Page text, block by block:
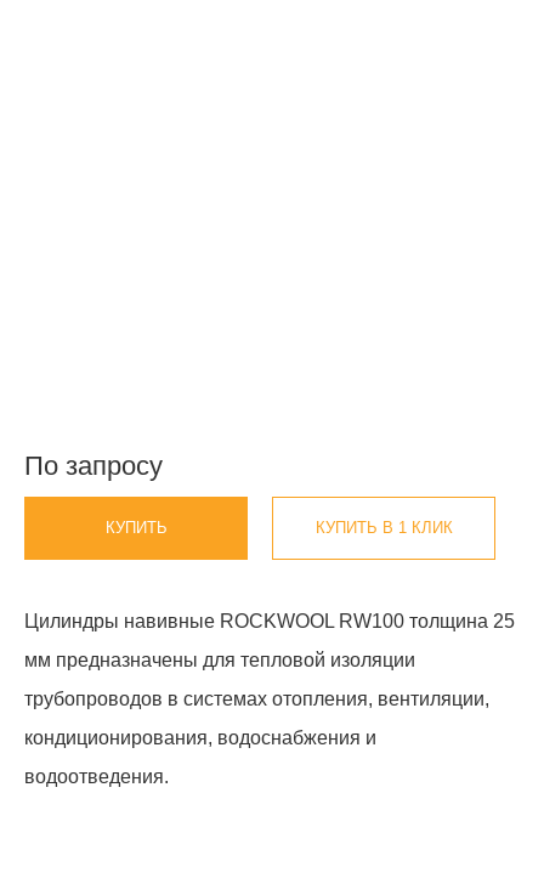
По запросу
КУПИТЬ КУПИТЬ В 1 КЛИК
Цилиндры навивные ROCKWOOL RW100 толщина 25
мм предназначены для тепловой изоляции
трубопроводов в системах отопления, вентиляции,
кондиционирования, водоснабжения и
водоотведения.